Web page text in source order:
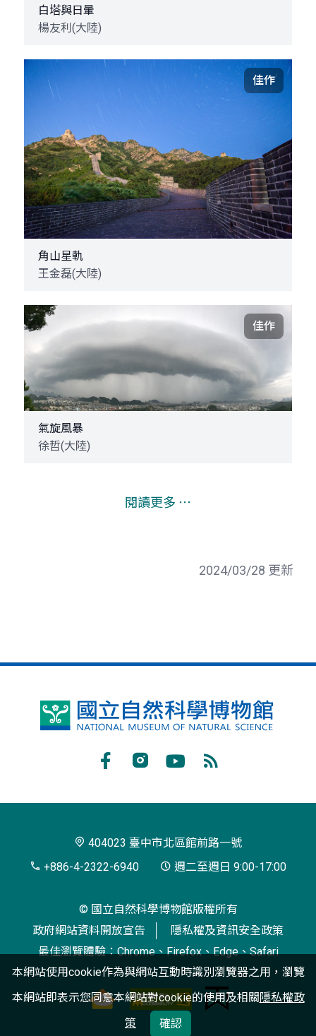
白塔與日暈
楊友利(大陸)
佳作
角山星軌
王金磊(大陸)
佳作
氣旋風暴
徐哲(大陸)
閱讀更多 ⋯
2024/03/28 更新
國
博
閱
404023 臺中市北區館前路一號
+886-4-2322-6940
週二至週日 9:00-17:00
© 國立自然科學博物館版權所有
政府網站資料開放宣告
隱私權及資訊安全政策
最佳瀏覽體驗：Chrome、Firefox、Edge、Safari
本網站使用cookie作為與網站互動時識別瀏覽器之用，瀏覽
本網站即表示您同意本網站對cookie的使用及相關隱私權政
策
確認